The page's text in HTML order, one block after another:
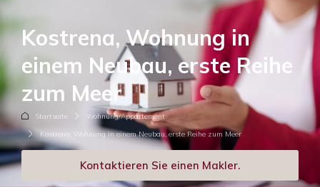
Kostrena, Wohnung in
einem Neubau, erste Reihe
zum Meer
Startseite
Wohnung/Appartement
Kostrena, Wohnung in einem Neubau, erste Reihe zum Meer
Kontaktieren Sie einen Makler.